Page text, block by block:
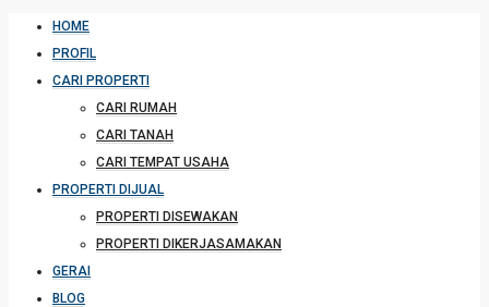
HOME
PROFIL
CARI PROPERTI
CARI RUMAH
CARI TANAH
CARI TEMPAT USAHA
PROPERTI DIJUAL
PROPERTI DISEWAKAN
PROPERTI DIKERJASAMAKAN
GERAI
BLOG